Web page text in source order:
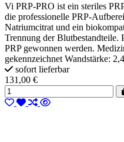
Vi PRP-PRO ist ein steriles
die professionelle PRP-
Natriumcitrat und ein
Trennung der Blutbestandteile.
PRP gewonnen werden.
gekennzeichnet Wandstärke:
sofort lieferbar
131,00 €